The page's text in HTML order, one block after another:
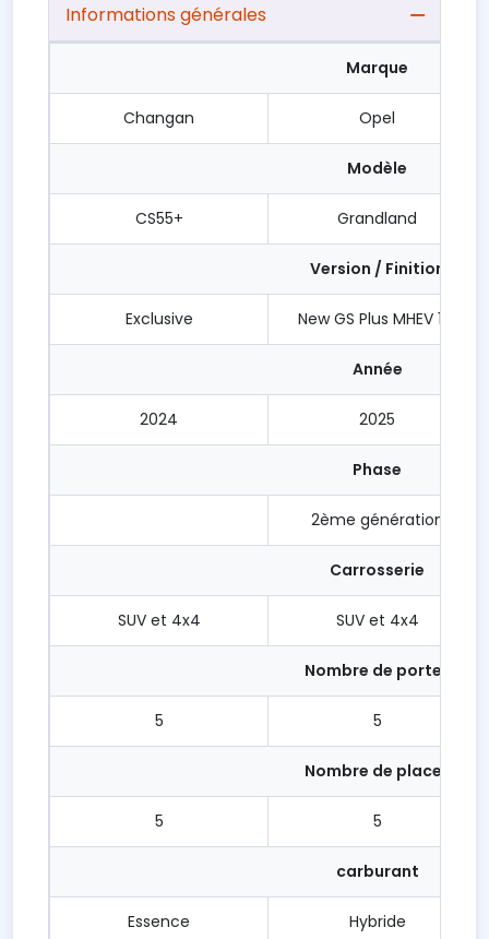
Informations générales
Marque
Changan Opel
Modèle
CS55+ Grandland
Version / Finition
Exclusive New GS Plus MHEV 1,2l
Année
2024 2025
Phase
2ème génération
Carrosserie
SUV et 4x4 SUV et 4x4
Nombre de portes
5 5
Nombre de places
5 5
carburant
Essence Hybride